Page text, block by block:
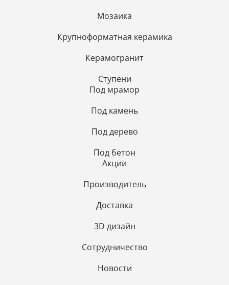
Мозаика
Крупноформатная керамика
Керамогранит
Ступени
Под мрамор
Под камень
Под дерево
Под бетон
Акции
Производитель
Доставка
3D дизайн
Сотрудничество
Новости